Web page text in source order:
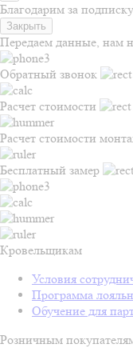
Благодарим за подписку
Закрыть
Передаем данные, нам
Обратный звонок
Расчет стоимости
Расчет стоимости
Бесплатный замер
Кровельщикам
Условия
Программа
Обучение для
Розничным